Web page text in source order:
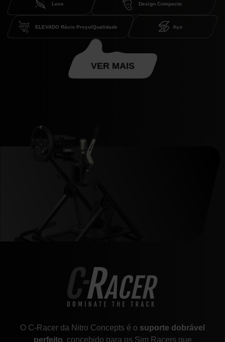
Leve Design Compacto
ELEVADO Rácio Preço/Qualidade Aço
VER MAIS
O C-Racer da Nitro Concepts é o suporte dobrável
perfeito, concebido para os Sim Racers que